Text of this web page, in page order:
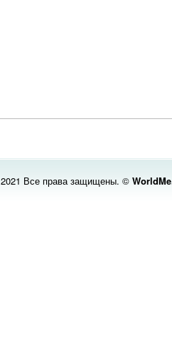
2021 Все права защищены. ©